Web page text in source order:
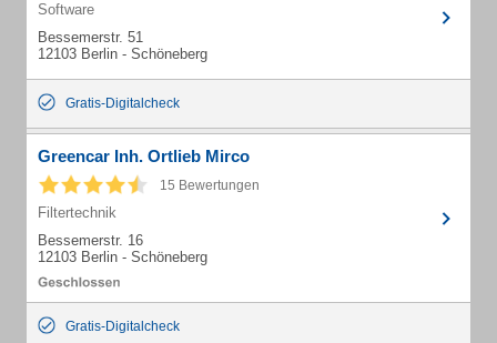
Software
Bessemerstr. 51
12103 Berlin - Schöneberg
Gratis-Digitalcheck
Greencar Inh. Ortlieb Mirco
15 Bewertungen
Filtertechnik
Bessemerstr. 16
12103 Berlin - Schöneberg
Gratis-Digitalcheck